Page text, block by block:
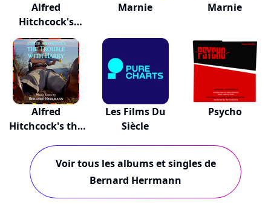
Alfred
Hitchcock's
North By N...
Marnie Marnie
Alfred
Hitchcock's the
Les Films Du
Siècle
Psycho
Voir tous les albums et singles de
Bernard Herrmann